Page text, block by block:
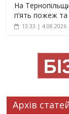
На
п’ять пожеж
13:33 | 4.08.2026
Архів